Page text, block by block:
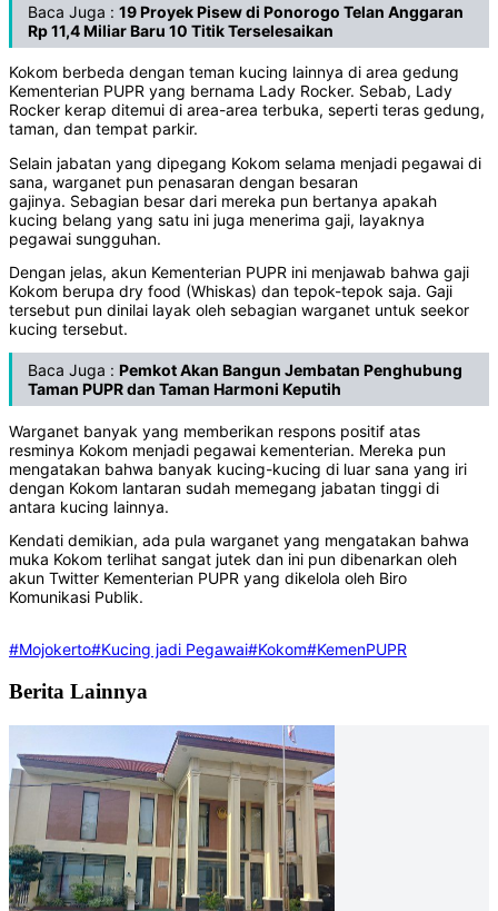
Baca Juga : 19 Proyek Pisew di Ponorogo Telan Anggaran
Rp 11,4 Miliar Baru 10 Titik Terselesaikan
Kokom berbeda dengan teman kucing lainnya di area gedung
Kementerian PUPR yang bernama Lady Rocker. Sebab, Lady
Rocker kerap ditemui di area-area terbuka, seperti teras gedung,
taman, dan tempat parkir.
Selain jabatan yang dipegang Kokom selama menjadi pegawai di
sana, warganet pun penasaran dengan besaran
gajinya. Sebagian besar dari mereka pun bertanya apakah
kucing belang yang satu ini juga menerima gaji, layaknya
pegawai sungguhan.
Dengan jelas, akun Kementerian PUPR ini menjawab bahwa gaji
Kokom berupa dry food (Whiskas) dan tepok-tepok saja. Gaji
tersebut pun dinilai layak oleh sebagian warganet untuk seekor
kucing tersebut.
Baca Juga : Pemkot Akan Bangun Jembatan Penghubung
Taman PUPR dan Taman Harmoni Keputih
Warganet banyak yang memberikan respons positif atas
resminya Kokom menjadi pegawai kementerian. Mereka pun
mengatakan bahwa banyak kucing-kucing di luar sana yang iri
dengan Kokom lantaran sudah memegang jabatan tinggi di
antara kucing lainnya.
Kendati demikian, ada pula warganet yang mengatakan bahwa
muka Kokom terlihat sangat jutek dan ini pun dibenarkan oleh
akun Twitter Kementerian PUPR yang dikelola oleh Biro
Komunikasi Publik.
#Mojokerto#Kucing jadi Pegawai#Kokom#KemenPUPR
Berita Lainnya